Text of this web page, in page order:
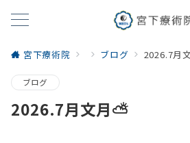
宮下療術院 ブログ 2026.7月
ブログ
2026.7月文月⛅